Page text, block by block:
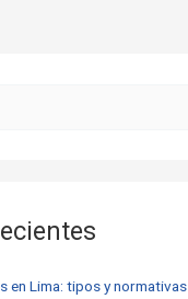
en Lima: tipos y normativas